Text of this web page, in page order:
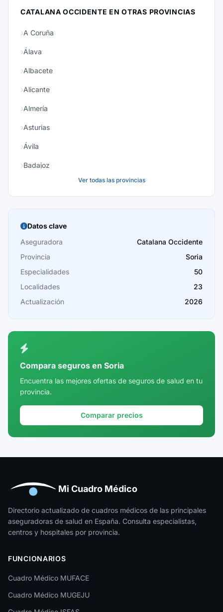
CATALANA OCCIDENTE EN OTRAS PROVINCIAS
A Coruña
Álava
Albacete
Alicante
Almería
Asturias
Ávila
Badajoz
Burgos
Cáceres
Cádiz
Cantabria
Castellón
Córdoba
Cuenca
Girona
Huesca
Jaén
La Rioja
León
Lleida
Lugo
Ver todas las provincias
Datos clave
Aseguradora
Catalana Occidente
Provincia
Soria
Especialidades
50
Localidades
23
Actualización
2026
Compara seguros en Soria
Encuentra las mejores ofertas de seguros de salud en tu
provincia.
Comparar precios
Mi Cuadro Médico
Directorio actualizado de cuadros médicos de las principales
aseguradoras de salud en España. Consulta especialistas,
centros y hospitales por provincia.
FUNCIONARIOS
Cuadro Médico MUFACE
Cuadro Médico MUGEJU